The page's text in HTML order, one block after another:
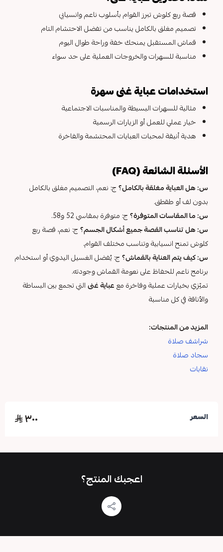
قصة ربع كلوش تبرز القوام بأسلوب ناعم وانسيابي
تصميم مغلق بالكامل يناسب من تفضل الاحتشام التام
قماش المستقبل يمنحك خفة وراحة طوال اليوم
مناسبة للسهرات والخروجات العملية على حد سواء
استخدامات عباية غنى سهرة
مثالية للسهرات البسيطة والمناسبات الاجتماعية
خيار عملي للعمل أو الزيارات الرسمية
هدية أنيقة لمحبات العبايات المحتشمة والفاخرة
الأسئلة الشائعة (FAQ)
س: هل العباية مغلقة بالكامل؟ج: نعم، التصميم مغلق بالكامل
بدون لف أو طقطق.
س: ما المقاسات المتوفرة؟ج: متوفرة بمقاسي 52 و58.
س: هل تناسب القصة جميع أشكال الجسم؟ج: نعم، قصة ربع
كلوش تمنح انسيابية وتناسب مختلف القوام.
س: كيف يتم العناية بالقماش؟ج: يُفضل الغسيل اليدوي أو استخدام
برنامج ناعم للحفاظ على نعومة القماش وجودته.
تميّزي بخيارات عملية وفاخرة مععباية غنىالتي تجمع بين البساطة
والأناقة في كل مناسبة
المزيد من المنتجات:
شراشف صلاة
سجاد صلاة
نقابات
السعر ٣٠٠
اعجبك المنتج؟